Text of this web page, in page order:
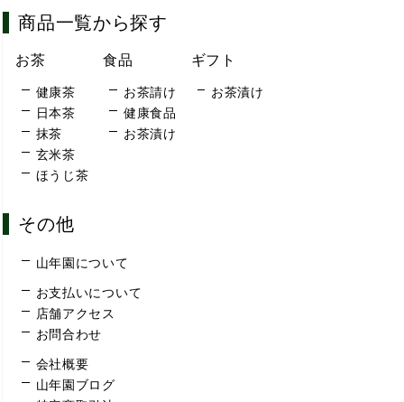
商品一覧から探す
お茶
健康茶
日本茶
抹茶
玄米茶
ほうじ茶
食品
お茶請け
健康食品
お茶漬け
ギフト
お茶漬け
その他
山年園について
お支払いについて
店舗アクセス
お問合わせ
会社概要
山年園ブログ